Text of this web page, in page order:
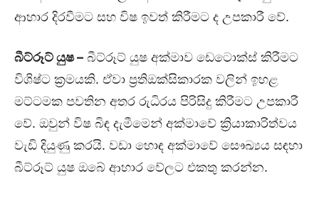
ආහාර දිරවීමට සහ විෂ ඉවත් කිරීමට ද උපකාරී වේ.
බීට්රූට් යුෂ– බීට්රූට් යුෂ අක්මාව ඩෙටොක්ස් කිරීමට
විශිෂ්ට ක්‍රමයකි. ඒවා ප්‍රතිඔක්සිකාරක වලින් ඉහළ
මට්ටමක පවතින අතර රුධිරය පිරිසිදු කිරීමට උපකාරී
වේ. ඔවුන් විෂ බිඳ දැමීමෙන් අක්මාවේ ක්‍රියාකාරිත්වය
වැඩි දියුණු කරයි. වඩා හොඳ අක්මාවේ සෞඛ්‍යය සඳහා
බීට්රූට් යුෂ ඔබේ ආහාර වේලට එකතු කරන්න.